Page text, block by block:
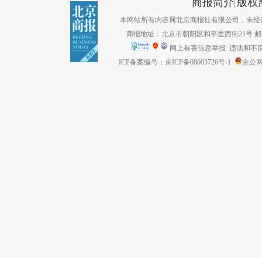
|
本网站所有内容属北京商报社有限公司，未经
商报地址：北京市朝阳区和平里西街21号
网上有害信息举报 违法和不
ICP备案编号：京ICP备08003726号-1
京公